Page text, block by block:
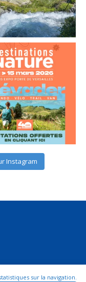
Instagram
sur la navigation.